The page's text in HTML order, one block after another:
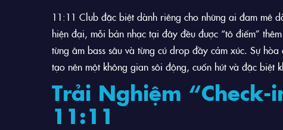
11:11 Club đặc biệt dành riêng cho những ai đam mê
hiện đại, mỗi bản nhạc tại đây đều được “tô điểm”
từng âm bass sâu và từng cú drop đầy cảm xúc. Sự
tạo nên một không gian sôi động, cuốn hút và đặc biệt
Trải Nghiệm
11:11